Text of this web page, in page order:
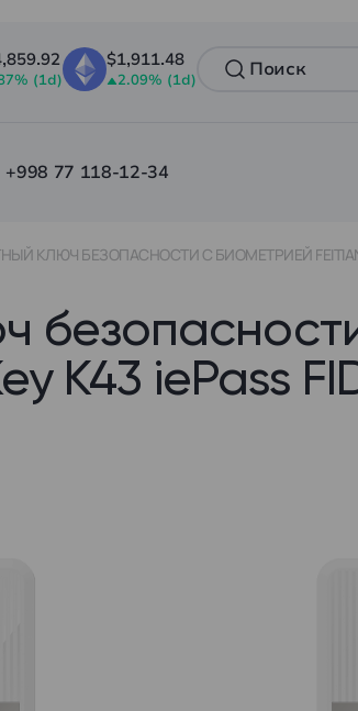
(1d)
$1,911.48
2.09% (1d)
+998 77 118-12-34
КЛЮЧ БЕЗОПАСНОСТИ C БИОМЕТРИЕЙ FEITIAN
K43 iePass